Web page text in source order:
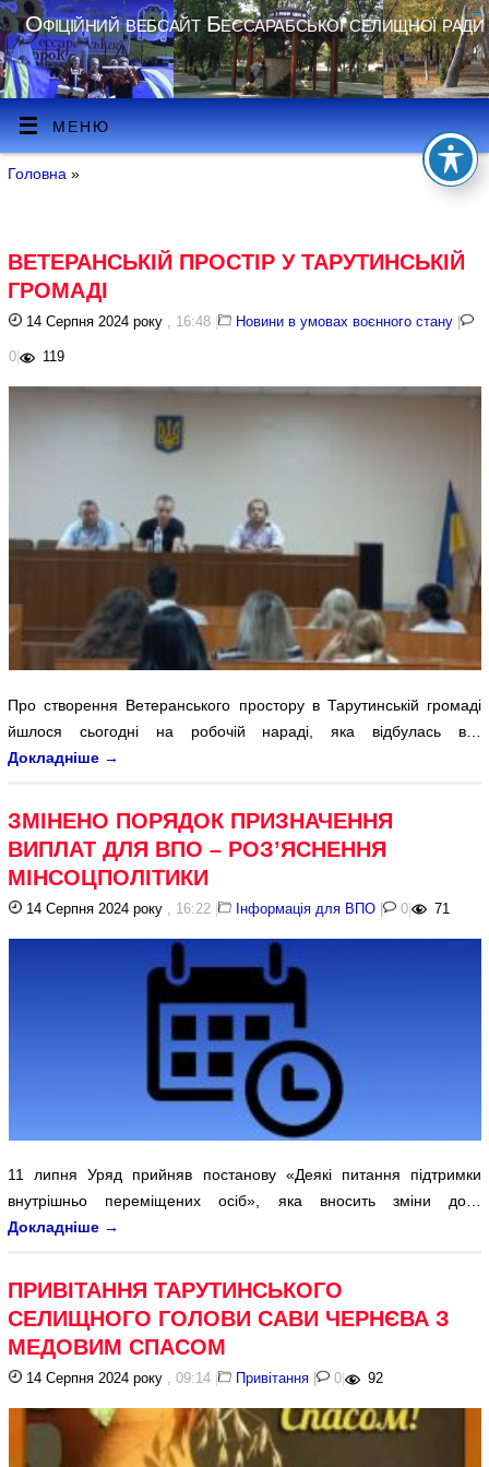
Офіційний вебсайт Бессарабської селищної ради
МЕНЮ
Головна »
ВЕТЕРАНСЬКІЙ ПРОСТІР У ТАРУТИНСЬКІЙ
ГРОМАДІ
14 Серпня 2024 року , 16:48 | Новини в умовах воєнного стану |
0 | 119
Про створення Ветеранського простору в Тарутинській громаді
йшлося сьогодні на робочій нараді, яка відбулась в…
Докладніше →
ЗМІНЕНО ПОРЯДОК ПРИЗНАЧЕННЯ
ВИПЛАТ ДЛЯ ВПО – РОЗ’ЯСНЕННЯ
МІНСОЦПОЛІТИКИ
14 Серпня 2024 року , 16:22 | Інформація для ВПО | 0| 71
11 липня Уряд прийняв постанову «Деякі питання підтримки
внутрішньо переміщених осіб», яка вносить зміни до…
Докладніше →
ПРИВІТАННЯ ТАРУТИНСЬКОГО
СЕЛИЩНОГО ГОЛОВИ САВИ ЧЕРНЄВА З
МЕДОВИМ СПАСОМ
14 Серпня 2024 року , 09:14 | Привітання | 0 | 92